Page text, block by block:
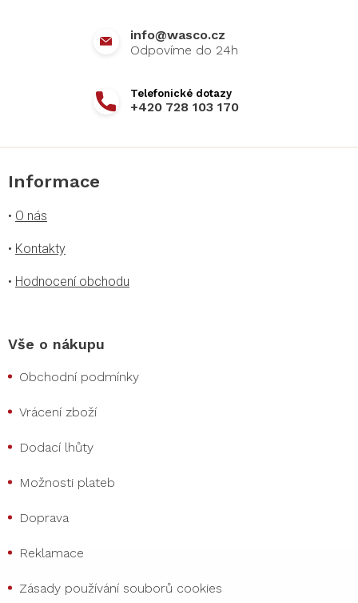
info@wasco.cz
+420 728 103 170
Informace
• O nás
• Kontakty
• Hodnocení obchodu
Vše o nákupu
Obchodní podmínky
Vrácení zboží
Dodací lhůty
Možnosti plateb
Doprava
Reklamace
Zásady používání souborů cookies